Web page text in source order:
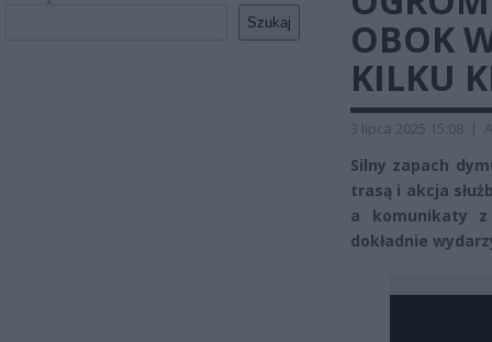
Szukaj
OBOK
KILKU
3 lipca 2025 15:08 |
Silny zapach
trasą i akcja
a komunikaty
dokładnie